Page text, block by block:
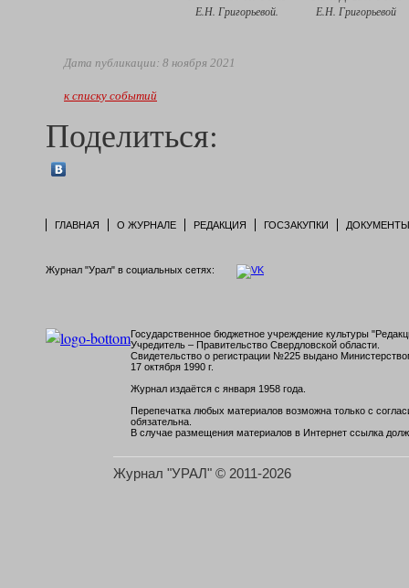
Е.Н. Григорьевой.
Е.Н. Григорьевой
Дата публикации: 8 ноября 2021
к списку событий
Поделиться:
ГЛАВНАЯ О ЖУРНАЛЕ РЕДАКЦИЯ ГОСЗАКУПКИ ДОКУМЕНТЫ
Журнал "Урал" в социальных сетях:
Государственное бюджетное учреждение культуры
Учредитель – Правительство Свердловской области.
Свидетельство о регистрации №225 выдано
17 октября 1990 г.
Журнал издаётся с января 1958 года.
Перепечатка любых материалов возможна только с
обязательна.
В случае размещения материалов в Интернет ссылка
Журнал "УРАЛ" © 2011-2026